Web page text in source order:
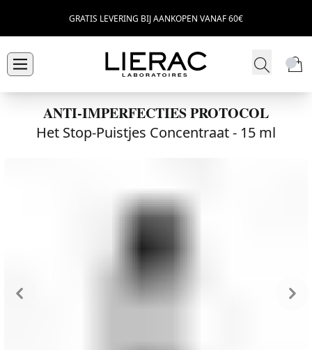
GRATIS LEVERING BIJ AANKOPEN VANAF 60€
ANTI-IMPERFECTIES PROTOCOL
Het Stop-Puistjes Concentraat - 15 ml